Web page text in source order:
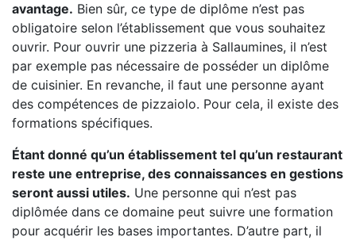
avantage. Bien sûr, ce type de diplôme n’est pas
obligatoire selon l’établissement que vous souhaitez
ouvrir. Pour ouvrir une pizzeria à Sallaumines, il n’est
par exemple pas nécessaire de posséder un diplôme
de cuisinier. En revanche, il faut une personne ayant
des compétences de pizzaiolo. Pour cela, il existe des
formations spécifiques.
Étant donné qu’un établissement tel qu’un restaurant
reste une entreprise, des connaissances en gestions
seront aussi utiles. Une personne qui n’est pas
diplômée dans ce domaine peut suivre une formation
pour acquérir les bases importantes. D’autre part, il